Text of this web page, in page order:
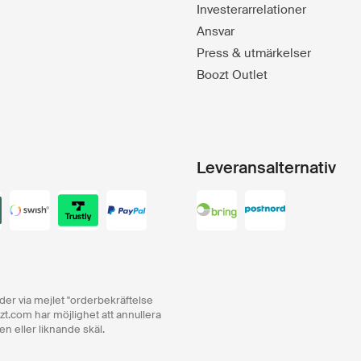
Investerarrelationer
Ansvar
Press & utmärkelser
Boozt Outlet
via mejlet "orderbekräftelse
har möjlighet att annullera
eller liknande skäl.
Leveransalternativ